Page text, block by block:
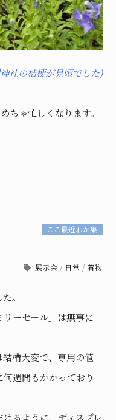
社の桔梗が見頃でした)
ちゃ忙しくなります。
ここ最近わか集
展示会 / 日常 /着物
。
ーセール」は無事に
構大変で、専用の値
週間もかかっており